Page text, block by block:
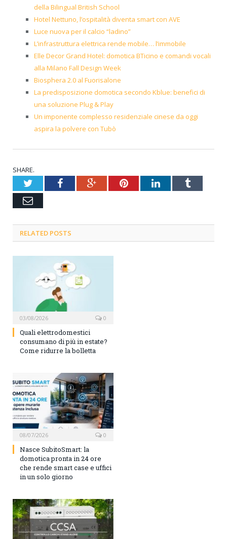
della Bilingual British School
Hotel Nettuno, l’ospitalità diventa smart con AVE
Luce nuova per il calcio “ladino”
L’infrastruttura elettrica rende mobile… l’immobile
Elle Decor Grand Hotel: domotica BTicino e comandi vocali
alla Milano Fall Design Week
Biosphera 2.0 al Fuorisalone
La predisposizione domotica secondo Kblue: benefici di
una soluzione Plug & Play
Un imponente complesso residenziale cinese da oggi
aspira la polvere con Tubò
SHARE.
TwitterFacebookGoogle+PinterestLinkedInTumblr
Email
RELATED POSTS
03/08/2026 0
Quali elettrodomestici
consumano di più in estate?
Come ridurre la bolletta
08/07/2026 0
Nasce SubitoSmart: la
domotica pronta in 24 ore
che rende smart case e uffici
in un solo giorno